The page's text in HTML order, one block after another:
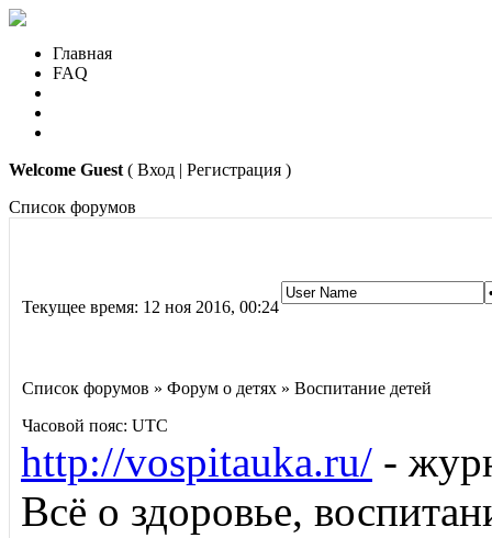
Главная
FAQ
Welcome Guest ( Вход | Регистрация )
Список форумов
Текущее время: 12 ноя 2016, 00:24
Список форумов » Форум о детях » Воспитание детей
Часовой пояс: UTC
http://vospitauka.ru/ -
Всё о здоровье,